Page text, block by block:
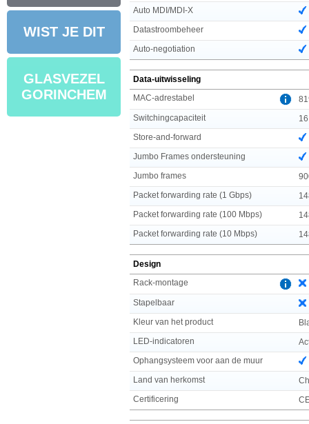
WIST JE DIT
GLASVEZEL
GORINCHEM
Auto MDI/MDI-X
Datastroombeheer
Auto-negotiation
Data-uitwisseling
MAC-adrestabel
Switchingcapaciteit
Store-and-forward
Jumbo Frames ondersteuning
Jumbo frames
Packet forwarding rate (1 Gbps)
Packet forwarding rate (100 Mbps)
Packet forwarding rate (10 Mbps)
Design
Rack-montage
Stapelbaar
Kleur van het product
LED-indicatoren
Ophangsysteem voor aan de muur
Land van herkomst
Certificering